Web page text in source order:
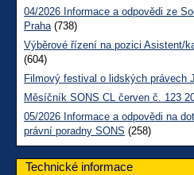
04/2026 Informace a odpovědi ze
Praha(738)
Výběrové řízení na pozici Asistent/
(604)
Filmový festival o lidských právech
Měsíčník SONS CL červen č. 123
05/2026 Informace a odpovědi na
právní poradny SONS (258)
Technické informace